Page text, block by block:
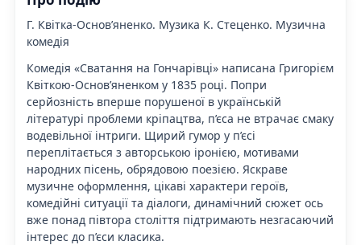
Г. Квітка-Основ’яненко. Музика К. Стеценко. Музична
комедія
Комедія «Сватання на Гончарівці» написана Григорієм
Квіткою-Основ’яненком у 1835 році. Попри
серйозність вперше порушеної в українській
літературі проблеми кріпацтва, п’єса не втрачає смаку
водевільної інтриги. Щирий гумор у п’єсі
переплітається з авторською іронією, мотивами
народних пісень, обрядовою поезією. Яскраве
музичне оформлення, цікаві характери героїв,
комедійні ситуації та діалоги, динамічний сюжет ось
вже понад півтора століття підтримають незгасаючий
інтерес до п’єси класика.